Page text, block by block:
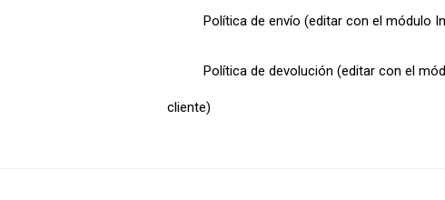
Política de envío (editar con el módulo
Política de devolución (editar con el
cliente)